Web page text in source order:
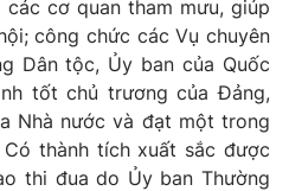
Shorts video
VTV Thể thao
Bất động sản
cơ quan tham mưu, giúp
công chức các Vụ chuyên
Dân tộc, Ủy ban của Quốc
tốt chủ trương của Đảng,
Nhà nước và đạt một trong
thành tích xuất sắc được
thi đua do Ủy ban Thường